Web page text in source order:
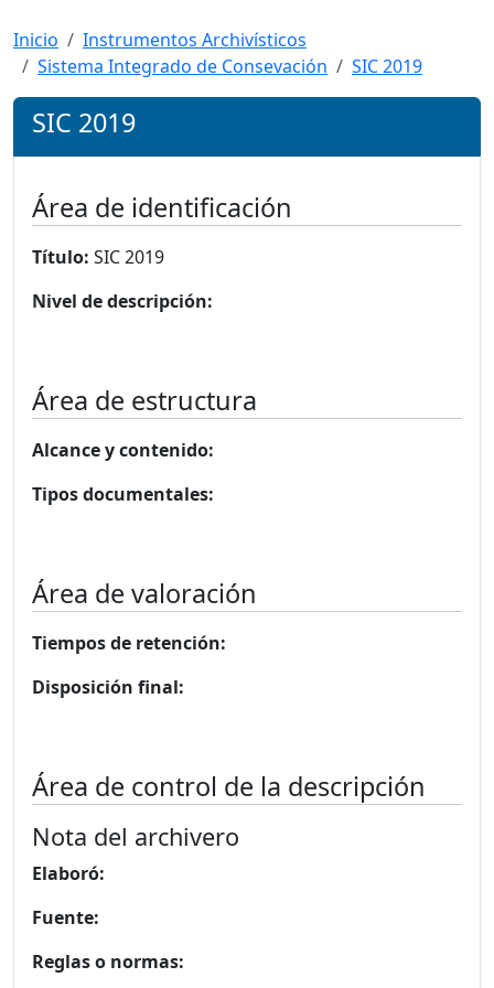
Inicio
Instrumentos Archivísticos
Sistema Integrado de Consevación
SIC 2019
SIC 2019
Área de identificación
Título: SIC 2019
Nivel de descripción:
Área de estructura
Alcance y contenido:
Tipos documentales:
Área de valoración
Tiempos de retención:
Disposición final:
Área de control de la descripción
Nota del archivero
Elaboró:
Fuente:
Reglas o normas: